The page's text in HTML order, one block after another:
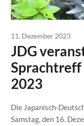
11. Dezember 2023
JDG
Sprachtreff
2023
Die Japanisch-
Samstag, den 16.